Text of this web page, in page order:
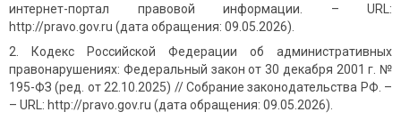
интернет-портал правовой информации. – URL:
http://pravo.gov.ru (дата обращения: 09.05.2026).
Кодекс Российской Федерации об административных
правонарушениях: Федеральный закон от 30 декабря 2001 г. №
195-ФЗ (ред. от 22.10.2025) // Собрание законодательства РФ. –
– URL: http://pravo.gov.ru (дата обращения: 09.05.2026).